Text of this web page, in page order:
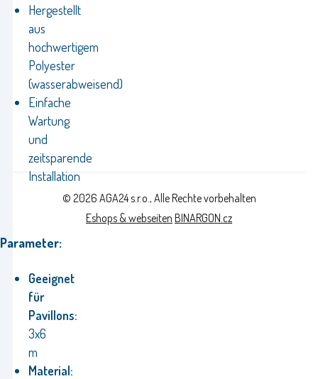
Hergestellt
aus
hochwertigem
Polyester
(wasserabweisend)
Einfache
Wartung
und
zeitsparende
Installation
Parameter:
Geeignet
für
Pavillons:
3x6
m
Material:
© 2026 AGA24 s.r.o., Alle Rechte vorbehalten
Eshops & webseiten BINARGON.cz